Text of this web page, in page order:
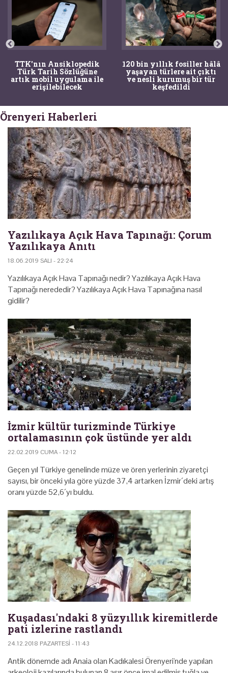
TTK'nın Ansiklopedik
Türk Tarih Sözlüğüne
artık mobil uygulama ile
erişilebilecek
120 bin yıllık fosiller hâlâ
yaşayan türlere ait çıktı
ve nesli kurumuş bir tür
keşfedildi
Örenyeri Haberleri
Yazılıkaya Açık Hava Tapınağı: Çorum
Yazılıkaya Anıtı
18.06.2019 SALI - 22:24
Yazılıkaya Açık Hava Tapınağı nedir? Yazılıkaya Açık Hava
Tapınağı nerededir? Yazılıkaya Açık Hava Tapınağına nasıl
gidilir?
İzmir kültür turizminde Türkiye
ortalamasının çok üstünde yer aldı
22.02.2019 CUMA - 12:12
Geçen yıl Türkiye genelinde müze ve ören yerlerinin ziyaretçi
sayısı, bir önceki yıla göre yüzde 37,4 artarken İzmir´deki artış
oranı yüzde 52,6´yı buldu.
Kuşadası'ndaki 8 yüzyıllık kiremitlerde
pati izlerine rastlandı
24.12.2018 PAZARTESI - 11:43
Antik dönemde adı Anaia olan Kadıkalesi Örenyeri'nde yapılan